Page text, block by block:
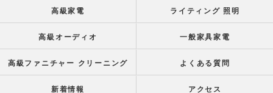
高級家電 ライティング 照明
高級オーディオ 一般家具家電
高級ファニチャー クリーニング よくある質問
新着情報 アクセス